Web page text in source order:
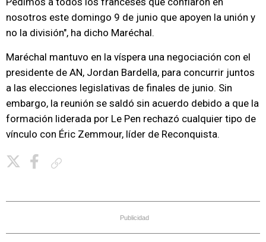
nosotros este domingo 9 de junio que apoyen la unión y
no la división", ha dicho Maréchal.
Maréchal mantuvo en la víspera una negociación con el
presidente de AN, Jordan Bardella, para concurrir juntos
a las elecciones legislativas de finales de junio. Sin
embargo, la reunión se saldó sin acuerdo debido a que la
formación liderada por Le Pen rechazó cualquier tipo de
vínculo con Éric Zemmour, líder de Reconquista.
Publicidad